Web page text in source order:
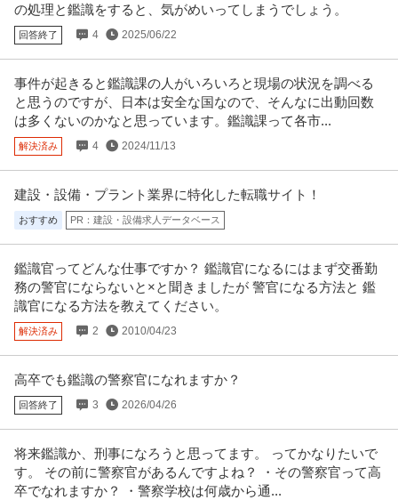
の処理と鑑識をすると、気がめいってしまうでしょう。
回答終了 4 2025/06/22
事件が起きると鑑識課の人がいろいろと現場の状況を調べる
と思うのですが、日本は安全な国なので、そんなに出動回数
は多くないのかなと思っています。鑑識課って各市...
解決済み 4 2024/11/13
建設・設備・プラント業界に特化した転職サイト！
おすすめ PR：建設・設備求人データベース
鑑識官ってどんな仕事ですか？ 鑑識官になるにはまず交番勤
務の警官にならないと×と聞きましたが 警官になる方法と 鑑
識官になる方法を教えてください。
解決済み 2 2010/04/23
高卒でも鑑識の警察官になれますか？
回答終了 3 2026/04/26
将来鑑識か、刑事になろうと思ってます。 ってかなりたいで
す。 その前に警察官があるんですよね？ ・その警察官って高
卒でなれますか？ ・警察学校は何歳から通...